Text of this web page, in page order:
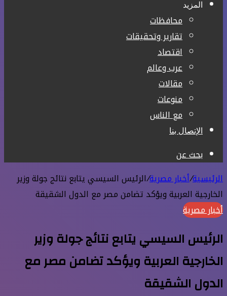
المزيد
محافظات
تقارير وتحقيقات
اقتصاد
عرب وعالم
مقالات
منوعات
مع الناس
الإتصال بنا
بحث عن
الرئيسية/أخبار مصرية/الرئيس السيسي يتابع نتائج جولة وزير
الخارجية العربية ويؤكد تضامن مصر مع الدول الشقيقة
أخبار مصرية
الرئيس السيسي يتابع نتائج جولة وزير
الخارجية العربية ويؤكد تضامن مصر مع
الدول الشقيقة